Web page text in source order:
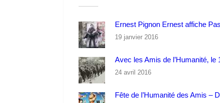
Ernest Pignon Ernest affiche
19 janvier 2016
Avec les Amis de l’Humanité, le
24 avril 2016
Fête de l’Humanité des Amis –